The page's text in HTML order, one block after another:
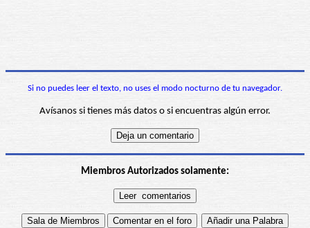
Si no puedes leer el texto, no uses el modo nocturno de tu navegador.
Avísanos si tienes más datos o si encuentras algún error.
Miembros Autorizados solamente: